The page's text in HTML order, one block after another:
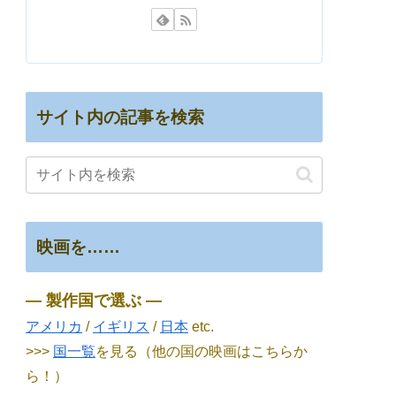
サイト内の記事を検索
映画を……
― 製作国で選ぶ ―
アメリカ / イギリス / 日本 etc.
>>> 国一覧を見る（他の国の映画はこちらか
ら！）